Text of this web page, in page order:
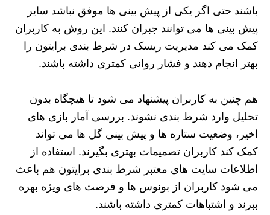
باشند حتی اگر یکی از پیش بینی ها موفق نباشد سایر
پیش‌ بینی‌ ها می‌ توانند جبران کنند. این روش به کاربران
کمک می‌ کند مدیریت ریسک در شرط بندی برایتون را
بهتر انجام دهند و فشار روانی کمتری داشته باشند.
هم چنین به کاربران پیشنهاد می‌ شود تا هیچگاه بدون
تحلیل وارد شرط‌ بندی نشوند. بررسی آمار بازی‌ های
اخیر، وضعیت ستاره‌ ها و پیش بینی گل ها می‌ تواند
کمک کند کاربران تصمیمات بهتری بگیرند. استفاده از
اطلاعات سایت‌ های معتبر شرط بندی برایتون هم باعث
می‌ شود کاربران از بونوس‌ ها و فرصت‌ های ویژه بهره
ببرند و اشتباهات کمتری داشته باشند.